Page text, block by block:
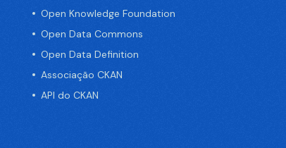
Open Knowledge Foundation
Open Data Commons
Open Data Definition
Associação CKAN
API do CKAN